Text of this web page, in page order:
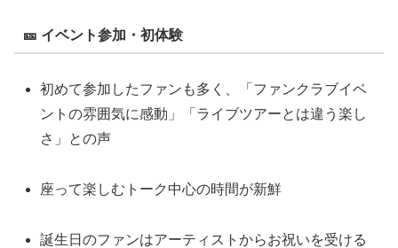
🎫 イベント参加・初体験
初めて参加したファンも多く、「ファンクラブイベ
ントの雰囲気に感動」「ライブツアーとは違う楽し
さ」との声
座って楽しむトーク中心の時間が新鮮
誕生日のファンはアーティストからお祝いを受ける